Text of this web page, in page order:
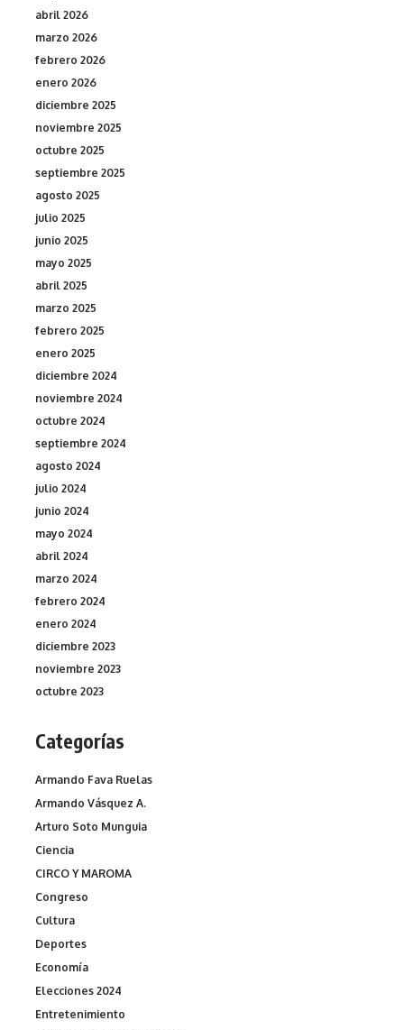
abril 2026
marzo 2026
febrero 2026
enero 2026
diciembre 2025
noviembre 2025
octubre 2025
septiembre 2025
agosto 2025
julio 2025
junio 2025
mayo 2025
abril 2025
marzo 2025
febrero 2025
enero 2025
diciembre 2024
noviembre 2024
octubre 2024
septiembre 2024
agosto 2024
julio 2024
junio 2024
mayo 2024
abril 2024
marzo 2024
febrero 2024
enero 2024
diciembre 2023
noviembre 2023
octubre 2023
Categorías
Armando Fava Ruelas
Armando Vásquez A.
Arturo Soto Munguia
Ciencia
CIRCO Y MAROMA
Congreso
Cultura
Deportes
Economía
Elecciones 2024
Entretenimiento